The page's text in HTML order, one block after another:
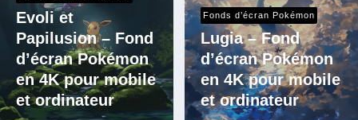
Evoli et
Papilusion – Fond
d’écran Pokémon
en 4K pour mobile
et ordinateur
Fonds d’écran Pokémon
Lugia – Fond
d’écran Pokémon
en 4K pour mobile
et ordinateur